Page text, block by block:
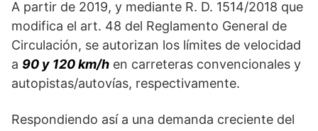
A partir de 2019, y mediante R. D. 1514/2018 que
modifica el art. 48 del Reglamento General de
Circulación, se autorizan los límites de velocidad
a 90 y 120 km/h en carreteras convencionales y
autopistas/autovías, respectivamente.
Respondiendo así a una demanda creciente del